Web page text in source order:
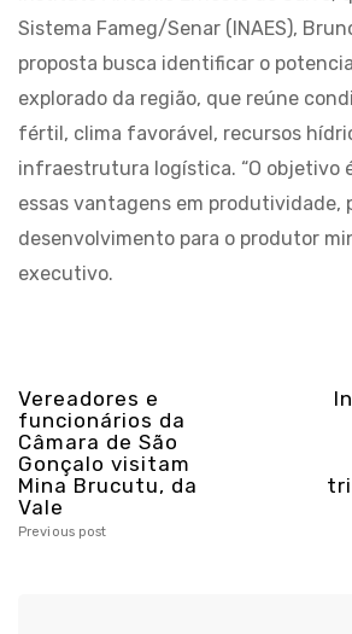
Sistema Fameg/Senar (INAES),
proposta busca identificar o
explorado da região, que reúne
fértil, clima favorável, recursos
infraestrutura logística. “O objetivo
essas vantagens em produtividade,
desenvolvimento para o produtor
executivo.
Vereadores e
funcionários da
Câmara de São
Gonçalo visitam
Mina Brucutu, da
Vale
Previous post